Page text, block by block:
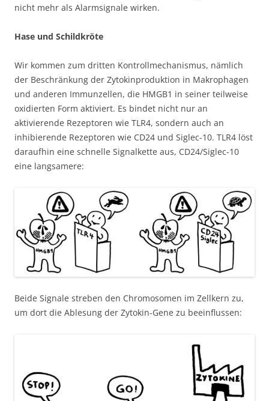
nicht mehr als Alarmsignale wirken.
Hase und Schildkröte
Wir kommen zum dritten Kontrollmechanismus, nämlich
der Beschränkung der Zytokinproduktion in Makrophagen
und anderen Immunzellen, die HMGB1 in seiner teilweise
oxidierten Form aktiviert. Es bindet nicht nur an
aktivierende Rezeptoren wie TLR4, sondern auch an
inhibierende Rezeptoren wie CD24 und Siglec-10. TLR4 löst
daraufhin eine schnelle Signalkette aus, CD24/Siglec-10
eine langsamere:
Beide Signale streben den Chromosomen im Zellkern zu,
um dort die Ablesung der Zytokin-Gene zu beeinflussen: